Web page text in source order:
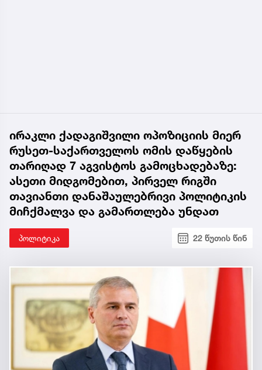
ირაკლი ქადაგიშვილი ოპოზიციის მიერ
რუსეთ-საქართველოს ომის დაწყების
თარიღად 7 აგვისტოს გამოცხადებაზე:
ასეთი მიდგომებით, პირველ რიგში
თავიანთი დანაშაულებრივი პოლიტიკის
მიჩქმალვა და გამართლება უნდათ
პოლიტიკა 22 წუთის წინ